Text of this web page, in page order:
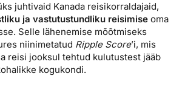
juhtivaid Kanada reisikorraldajaid,
ja vastutustundliku reisimise oma
Selle lähenemise mõõtmiseks
niinimetatud Ripple Score’i, mis
reisi jooksul tehtud kulutustest jääb
kogukondi.